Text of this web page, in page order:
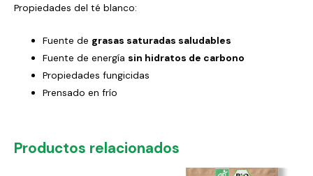
Propiedades del té blanco:
Fuente de grasas saturadas saludables
Fuente de energía sin hidratos de carbono
Propiedades fungicidas
Prensado en frío
Productos relacionados